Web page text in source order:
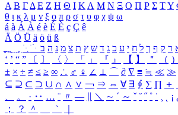
Α Β ΓΔ Ε Ζ Η Θ Ι ΚΛ Μ Ν Ξ Ο Π Ρ Σ ΤΥ
θ ι κ λ μ ν ξ ο π ρ σ τ υ φ χ ψ ω
á à Á À é è É È ç Ç ê
Ä Ö Ü ä ö ü ß
ִֶֹ ֻּ ׁׂ ר ק ף ך ל ח י ע כ ג ד ש ץ ת צ מ נ ה ב
‘ ’ “ ” 〔 〕 〈 〉 「 」 『 』 【 】 ＂ （ ）
± × ÷ ≠ ≤ ≥ ∞ ∴ ♂ ♀ ∠ ⊥ ⌒ ∂ ∇ ≡ ≒ ≪ ≫
⊆ ⊇ ⊂ ⊃ ∪ ∩ ∧ ∨ ￢ ⇒ ⇔ ∀ ∃ ∮ ∑ ∏ ＋
、
。 · ‥ … ¨ 〃 ― ＼ ∼ ´ ～ ˇ ˘ ˝ ˚ ˙ ¸ ¡
；
？ ＾ ｀